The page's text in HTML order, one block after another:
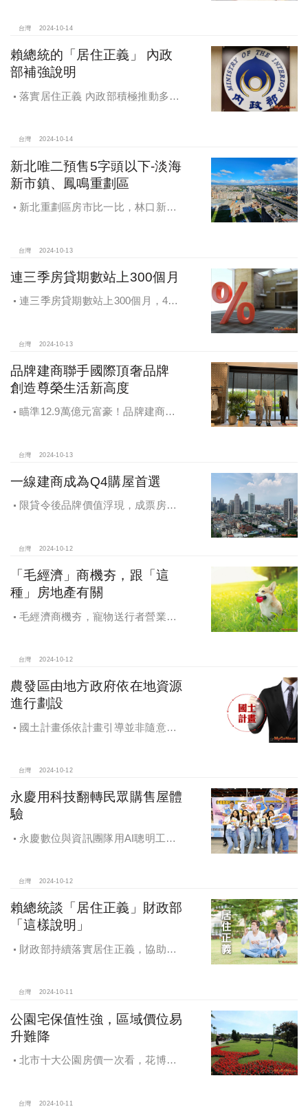
台灣 2024-10-14
賴總統的「居住正義」 內政
部補強說明
落實居住正義 內政部積極推動多元
台灣 2024-10-14
新北唯二預售5字頭以下-淡海
新市鎮、鳳鳴重劃區
新北重劃區房市比一比，林口新市
台灣 2024-10-13
連三季房貸期數站上300個月
連三季房貸期數站上300個月，4都
台灣 2024-10-13
品牌建商聯手國際頂奢品牌
創造尊榮生活新高度
瞄準12.9萬億元富豪！品牌建商聯
台灣 2024-10-13
一線建商成為Q4購屋首選
限貸令後品牌價值浮現，成票房保
台灣 2024-10-12
「毛經濟」商機夯，跟「這
種」房地產有關
毛經濟商機夯，寵物送行者營業額
台灣 2024-10-12
農發區由地方政府依在地資源
進行劃設
國土計畫係依計畫引導並非隨意亂
台灣 2024-10-12
永慶用科技翻轉民眾購售屋體
驗
永慶數位與資訊團隊用AI聰明工
灣房產科技發展
台灣 2024-10-12
賴總統談「居住正義」財政部
「這樣說明」
財政部持續落實居住正義，協助經
台灣 2024-10-11
公園宅保值性強，區域價位易
升難降
北市十大公園房價一次看，花博年
台灣 2024-10-11